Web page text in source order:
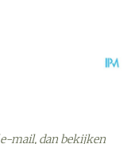
mail, dan bekijken